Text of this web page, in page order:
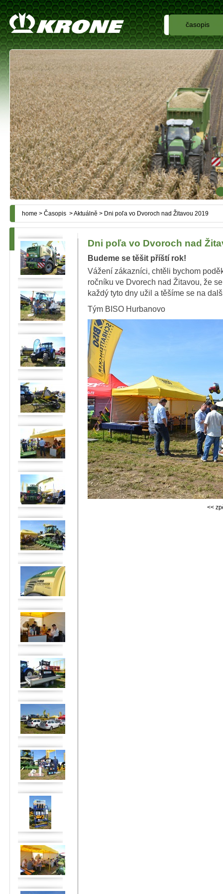
časopis
home > Časopis >Aktuálně > Dni poľa vo Dvoroch nad Žitavou 2019
Dni poľa vo Dvoroch nad
Budeme se těšit příští rok!
Vážení zákazníci, chtěli bychom
ročníku ve Dvorech nad Žitavou, že
každý tyto dny užil a těšíme se na
Tým BISO Hurbanovo
<<